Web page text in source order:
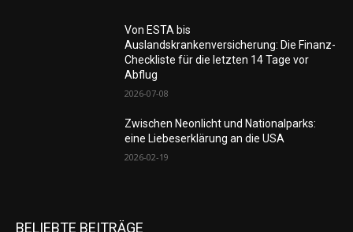
Von ESTA bis
Auslandskrankenversicherung: Die Finanz-
Checkliste für die letzten 14 Tage vor
Abflug
2026-07-08
Zwischen Neonlicht und Nationalparks:
eine Liebeserklärung an die USA
2026-02-19
BELIEBTE BEITRÄGE